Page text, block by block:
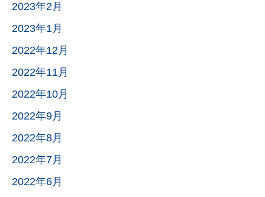
2023年2月
2023年1月
2022年12月
2022年11月
2022年10月
2022年9月
2022年8月
2022年7月
2022年6月